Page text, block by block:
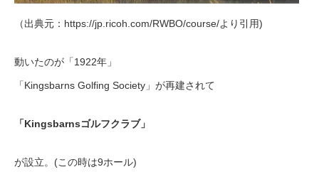
（出典元：https://jp.ricoh.com/RWBO/course/より引用)
動いたのが「1922年」
「Kingsbarns Golfing Society」が再建されて
「Kingsbarnsゴルフクラブ」
が設立。(この時は9ホール)